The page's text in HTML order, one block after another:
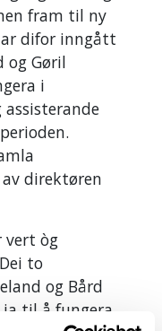
fram til ny
difor inngått
og Gøril
i
direktøren
vert òg
to
og Bård
til å fungera